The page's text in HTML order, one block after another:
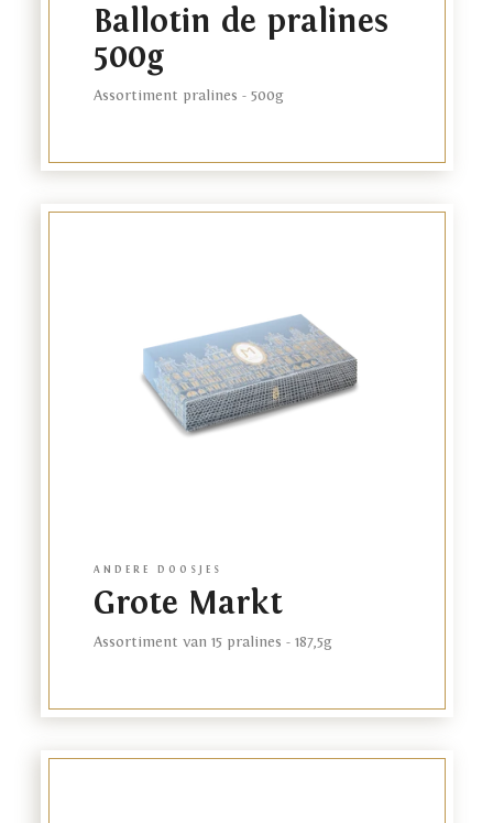
Het merk
Onze plantage
Onze winkels
Relatiegeschenken
Ballotin de pralines
500g
Assortiment pralines - 500g
ANDERE DOOSJES
Grote Markt
Assortiment van 15 pralines - 187,5g